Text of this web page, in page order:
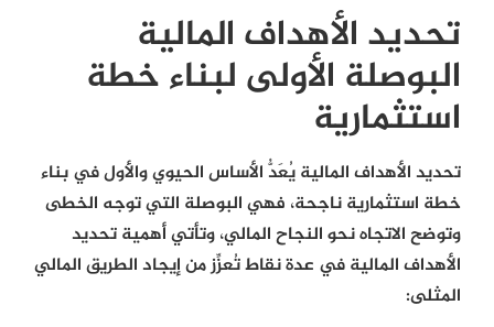
تحديد الأهداف المالية
البوصلة الأولى لبناء خطة
استثمارية
تحديد الأهداف المالية يُعَدُّ الأساس الحيوي والأول في بناء
خطة استثمارية ناجحة، فهي البوصلة التي توجه الخطى
وتوضح الاتجاه نحو النجاح المالي، وتأتي أهمية تحديد
الأهداف المالية في عدة نقاط تُعزِّز من إيجاد الطريق المالي
المثلى: